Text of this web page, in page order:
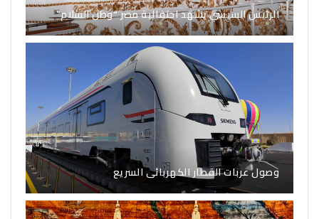
الرئيس السيسي يشهد احتفالية مصر “وطن السلام”
وصول عربات القطار الكهربائى السريع